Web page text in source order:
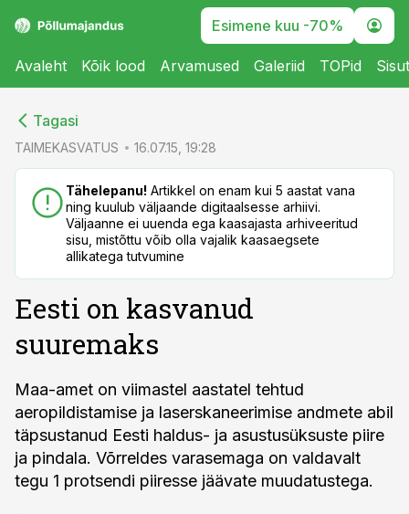
Esimene kuu -70%
Avaleht Kõik lood Arvamused Galeriid TOPid
Tagasi
TAIMEKASVATUS 16.07.15, 19:28
Tähelepanu! Artikkel on enam kui 5 aastat vana
ning kuulub väljaande digitaalsesse arhiivi.
Väljaanne ei uuenda ega kaasajasta arhiveeritud
sisu, mistõttu võib olla vajalik kaasaegsete
allikatega tutvumine
Eesti on kasvanud
suuremaks
Maa-amet on viimastel aastatel tehtud
aeropildistamise ja laserskaneerimise andmete abil
täpsustanud Eesti haldus- ja asustusüksuste piire
ja pindala. Võrreldes varasemaga on valdavalt
tegu 1 protsendi piiresse jäävate muudatustega.